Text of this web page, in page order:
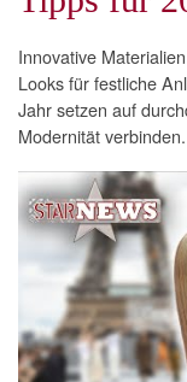
Innovative
Looks für festliche
Jahr setzen auf
Modernität verbinden.